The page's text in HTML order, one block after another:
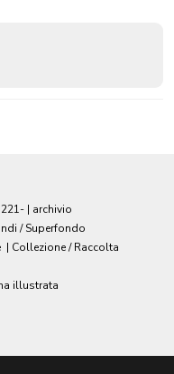
| archivio
/ Superfondo
| Collezione / Raccolta
illustrata